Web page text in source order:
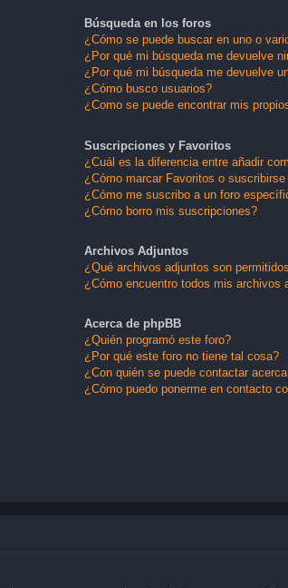
Búsqueda en los foros
¿Cómo se puede buscar en uno o
¿Por qué mi búsqueda me devuelve
¿Por qué mi búsqueda me devuelve
¿Cómo busco usuarios?
¿Como se puede encontrar mis
Suscripciones y Favoritos
¿Cuál es la diferencia entre añadir
¿Cómo marcar Favoritos o
¿Cómo me suscribo a un foro
¿Cómo borro mis suscripciones?
Archivos Adjuntos
¿Qué archivos adjuntos son
¿Cómo encuentro todos mis archivos
Acerca de phpBB
¿Quién programó este foro?
¿Por qué este foro no tiene tal cosa?
¿Con quién se puede contactar
¿Cómo puedo ponerme en contacto